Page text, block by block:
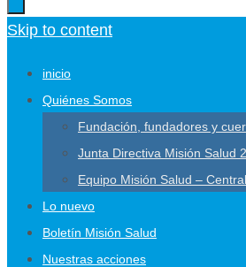
Skip to content
inicio
Quiénes Somos
Fundación, fundadores y
Junta Directiva Misión Salud
Equipo Misión Salud – Central
Lo nuevo
Boletín Misión Salud
Nuestras acciones